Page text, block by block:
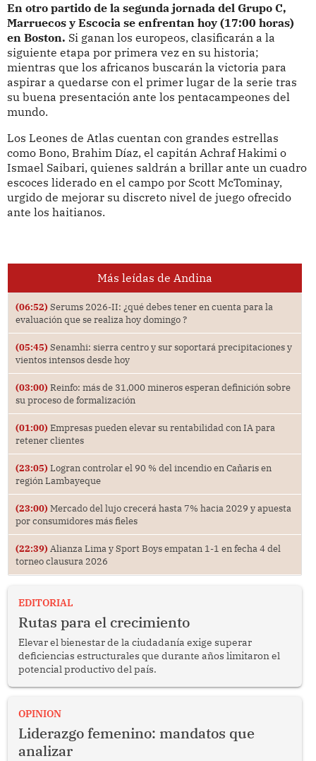
En otro partido de la segunda jornada del Grupo C,
Marruecos y Escocia se enfrentan hoy (17:00 horas)
en Boston. Si ganan los europeos, clasificarán a la
siguiente etapa por primera vez en su historia;
mientras que los africanos buscarán la victoria para
aspirar a quedarse con el primer lugar de la serie tras
su buena presentación ante los pentacampeones del
mundo.
Los Leones de Atlas cuentan con grandes estrellas
como Bono, Brahim Díaz, el capitán Achraf Hakimi o
Ismael Saibari, quienes saldrán a brillar ante un cuadro
escoces liderado en el campo por Scott McTominay,
urgido de mejorar su discreto nivel de juego ofrecido
ante los haitianos.
Más leídas de Andina
(06:52) Serums 2026-II: ¿qué debes tener en cuenta para la
evaluación que se realiza hoy domingo ?
(05:45) Senamhi: sierra centro y sur soportará precipitaciones y
vientos intensos desde hoy
(03:00) Reinfo: más de 31,000 mineros esperan definición sobre
su proceso de formalización
(01:00) Empresas pueden elevar su rentabilidad con IA para
retener clientes
(23:05) Logran controlar el 90 % del incendio en Cañaris en
región Lambayeque
(23:00) Mercado del lujo crecerá hasta 7% hacia 2029 y apuesta
por consumidores más fieles
(22:39) Alianza Lima y Sport Boys empatan 1-1 en fecha 4 del
torneo clausura 2026
EDITORIAL
Rutas para el crecimiento
Elevar el bienestar de la ciudadanía exige superar
deficiencias estructurales que durante años limitaron el
potencial productivo del país.
OPINION
Liderazgo femenino: mandatos que
analizar